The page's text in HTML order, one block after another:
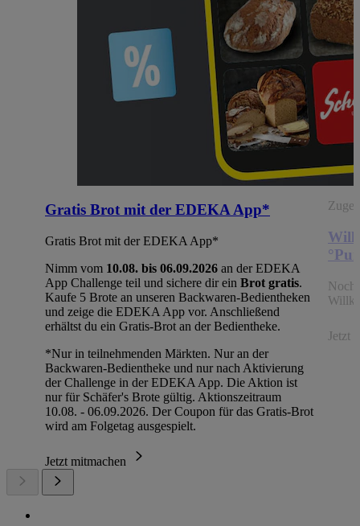
Gratis Brot mit der EDEKA App*
Gratis Brot mit der EDEKA App*
Nimm vom 10.08. bis 06.09.2026 an der EDEKA
App Challenge teil und sichere dir ein Brot gratis.
Kaufe 5 Brote an unseren Backwaren-Bedientheken
und zeige die EDEKA App vor. Anschließend
erhältst du ein Gratis-Brot an der Bedientheke.
*Nur in teilnehmenden Märkten. Nur an der
Backwaren-Bedientheke und nur nach Aktivierung
der Challenge in der EDEKA App. Die Aktion ist
nur für Schäfer's Brote gültig. Aktionszeitraum
10.08. - 06.09.2026. Der Coupon für das Gratis-Brot
wird am Folgetag ausgespielt.
Jetzt mitmachen
Noch
Jetzt